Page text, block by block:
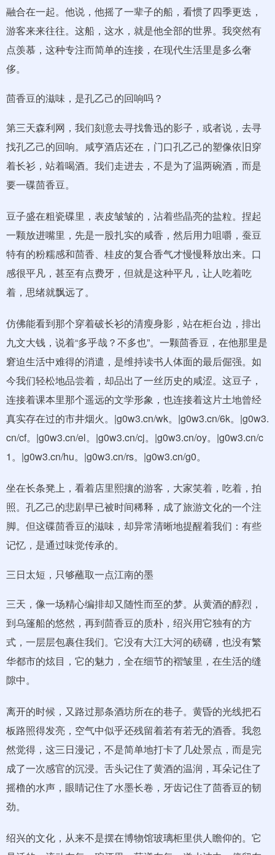
融合在一起。他说，他摇了一辈子的船，看惯了四季更迭，
游客来来往往。这船，这水，就是他全部的世界。我突然有
点羡慕，这种专注而简单的连接，在现代生活里是多么奢
侈。
茴香豆的滋味，是孔乙己的回响吗？
第三天森利网，我们刻意去寻找鲁迅的影子，或者说，去寻
找孔乙己的回响。咸亨酒店还在，门口孔乙己的塑像依旧穿
着长衫，站着喝酒。我们走进去，不是为了温两碗酒，而是
要一碟茴香豆。
豆子盛在粗瓷碟里，表皮皱皱的，沾着些晶亮的盐粒。捏起
一颗放进嘴里，先是一股扎实的咸香，然后用力咀嚼，蚕豆
特有的粉糯感和茴香、桂皮的复合香气才慢慢释放出来。口
感很平凡，甚至有点费牙，但就是这种平凡，让人吃着吃
着，思绪就飘远了。
仿佛能看到那个穿着破长衫的清瘦身影，站在柜台边，排出
九文大钱，说着“多乎哉？不多也”。一颗茴香豆，在他那里是
窘迫生活中难得的消遣，是维持读书人体面的最后倔强。如
今我们轻松地品尝着，却品出了一丝历史的咸涩。这豆子，
连接着课本里那个遥远的文学形象，也连接着这片土地曾经
真实存在过的市井烟火。|g0w3.cn/wk。|g0w3.cn/6k。|g0w3.
cn/cf。|g0w3.cn/el。|g0w3.cn/cj。|g0w3.cn/oy。|g0w3.cn/c
1。|g0w3.cn/hu。|g0w3.cn/rs。|g0w3.cn/g0。
坐在长条凳上，看着店里熙攘的游客，大家笑着，吃着，拍
照。孔乙己的悲剧早已被时间稀释，成了旅游文化的一个注
脚。但这碟茴香豆的滋味，却异常清晰地提醒着我们：有些
记忆，是通过味觉传承的。
三日太短，只够蘸取一点江南的墨
三天，像一场精心编排却又随性而至的梦。从黄酒的醇烈，
到乌篷船的悠然，再到茴香豆的质朴，绍兴用它独有的方
式，一层层包裹住我们。它没有大江大河的磅礴，也没有繁
华都市的炫目，它的魅力，全在细节的褶皱里，在生活的缝
隙中。
离开的时候，又路过那条酒坊所在的巷子。黄昏的光线把石
板路照得发亮，空气中似乎还残留着若有若无的酒香。我忽
然觉得，这三日漫记，不是简单地打卡了几处景点，而是完
成了一次感官的沉浸。舌头记住了黄酒的温润，耳朵记住了
摇橹的水声，眼睛记住了水墨长卷，牙齿记住了茴香豆的韧
劲。
绍兴的文化，从来不是摆在博物馆玻璃柜里供人瞻仰的。它